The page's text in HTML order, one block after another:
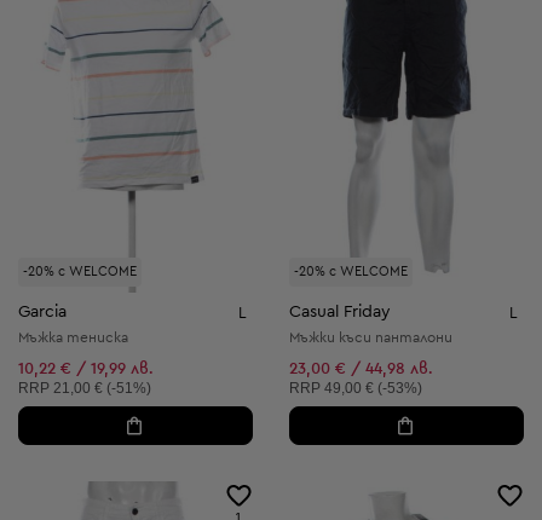
-20% с WELCOME
Garcia L
Мъжка тениска
10,22 € / 19,99 лв.
Препоръчителна цена:
RRP 21,00 € (-51%)
-20% с WELCOME
Casual Friday L
Мъжки къси панталони
23,00 € / 44,98 лв.
Препоръчителна цена:
RRP 49,00 € (-53%)